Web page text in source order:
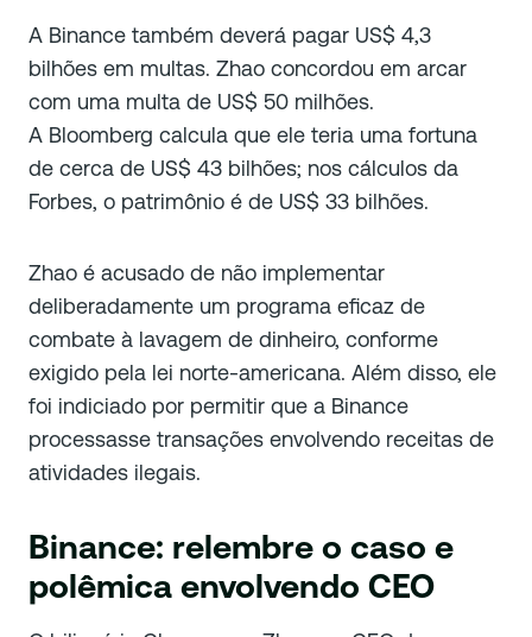
A Binance também deverá pagar US$ 4,3
bilhões em multas. Zhao concordou em arcar
com uma multa de US$ 50 milhões.
A Bloomberg calcula que ele teria uma fortuna
de cerca de US$ 43 bilhões; nos cálculos da
Forbes, o patrimônio é de US$ 33 bilhões.
Zhao é acusado de não implementar
deliberadamente um programa eficaz de
combate à lavagem de dinheiro, conforme
exigido pela lei norte-americana. Além disso, ele
foi indiciado por permitir que a Binance
processasse transações envolvendo receitas de
atividades ilegais.
Binance: relembre o caso e
polêmica envolvendo CEO